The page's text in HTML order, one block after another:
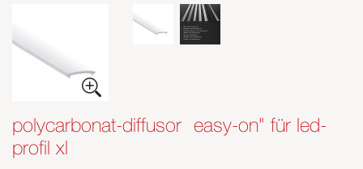
polycarbonat-diffusor „easy-on" für led-
profil xl